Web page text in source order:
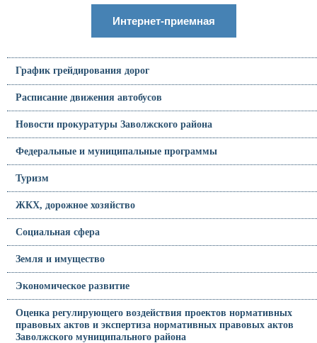
Интернет-приемная
График грейдирования дорог
Расписание движения автобусов
Новости прокуратуры Заволжского района
Федеральные и муниципальные программы
Туризм
ЖКХ, дорожное хозяйство
Социальная сфера
Земля и имущество
Экономическое развитие
Оценка регулирующего воздействия проектов нормативных
правовых актов и экспертиза нормативных правовых актов
Заволжского муниципального района